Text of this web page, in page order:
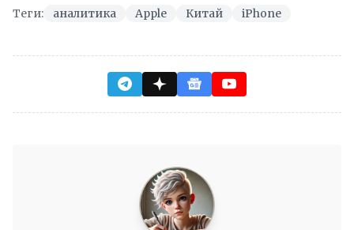
Теги: аналитика Apple Китай iPhone